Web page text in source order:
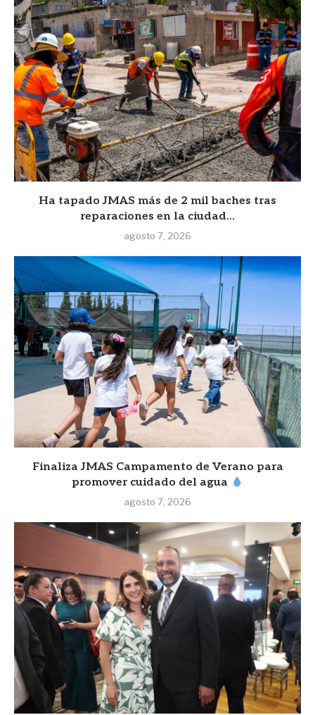
Ha tapado JMAS más de 2 mil baches tras
reparaciones en la ciudad...
agosto 7, 2026
Finaliza JMAS Campamento de Verano para
promover cuidado del agua
agosto 7, 2026